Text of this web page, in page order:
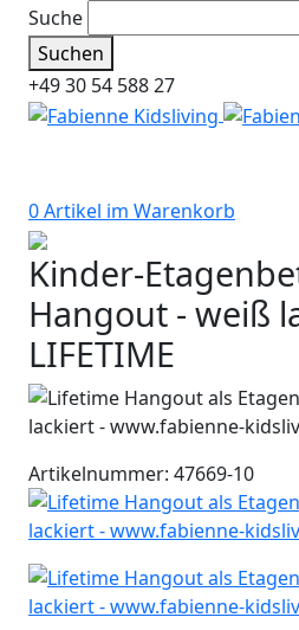
Suche
Suchen
+49 30 54 588 27
0 Artikel im Warenkorb
Kinder-
Hangout - weiß
LIFETIME
Artikelnummer: 47669-10